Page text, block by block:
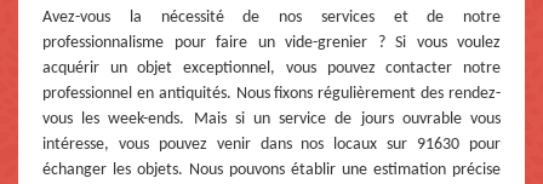
Avez-vous la nécessité de nos services et de notre
professionnalisme pour faire un vide-grenier ? Si vous voulez
acquérir un objet exceptionnel, vous pouvez contacter notre
professionnel en antiquités. Nous fixons régulièrement des rendez-
vous les week-ends. Mais si un service de jours ouvrable vous
intéresse, vous pouvez venir dans nos locaux sur 91630 pour
échanger les objets. Nous pouvons établir une estimation précise